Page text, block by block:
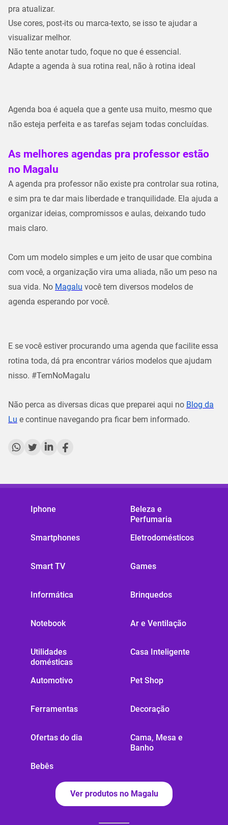
pra atualizar.
Use cores, post-its ou marca-texto, se isso te ajudar a
visualizar melhor.
Não tente anotar tudo, foque no que é essencial.
Adapte a agenda à sua rotina real, não à rotina ideal
Agenda boa é aquela que a gente usa muito, mesmo que
não esteja perfeita e as tarefas sejam todas concluídas.
As melhores agendas pra professor estão
no Magalu
A agenda pra professor não existe pra controlar sua rotina,
e sim pra te dar mais liberdade e tranquilidade. Ela ajuda a
organizar ideias, compromissos e aulas, deixando tudo
mais claro.
Com um modelo simples e um jeito de usar que combina
com você, a organização vira uma aliada, não um peso na
sua vida. No Magalu você tem diversos modelos de
agenda esperando por você.
E se você estiver procurando uma agenda que facilite essa
rotina toda, dá pra encontrarvários modelos que ajudam
nisso. #TemNoMagalu
Não perca as diversas dicas que preparei aqui no Blog da
Lu e continue navegando pra ficar bem informado.
Iphone
Smartphones
Smart TV
Informática
Notebook
Utilidades
domésticas
Automotivo
Ferramentas
Ofertas do dia
Bebês
Beleza e
Perfumaria
Eletrodomésticos
Games
Brinquedos
Ar e Ventilação
Casa Inteligente
Pet Shop
Decoração
Cama, Mesa e
Banho
Ver produtos no Magalu